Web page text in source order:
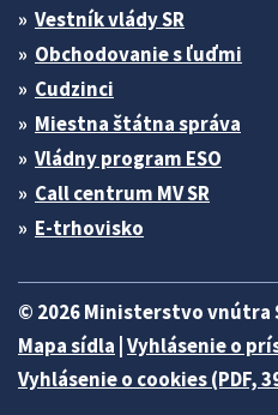
Vestník vlády SR
Obchodovanie s ľuďmi
Cudzinci
Miestna štátna správa
Vládny program ESO
Call centrum MV SR
E-trhovisko
© 2026 Ministerstvo vnútra
Mapa sídla Vyhlásenie o
Vyhlásenie o cookies (PDF,